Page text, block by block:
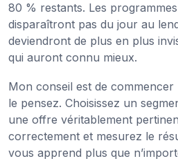
80 % restants. Les
disparaîtront pas du jour au
deviendront de plus en plus
qui auront connu mieux.
Mon conseil est de
le pensez. Choisissez un
une offre véritablement
correctement et mesurez le
vous apprend plus que